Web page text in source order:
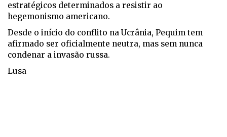
estratégicos determinados a resistir ao
hegemonismo americano.
Desde o início do conflito na Ucrânia, Pequim tem
afirmado ser oficialmente neutra, mas sem nunca
condenar a invasão russa.
Lusa